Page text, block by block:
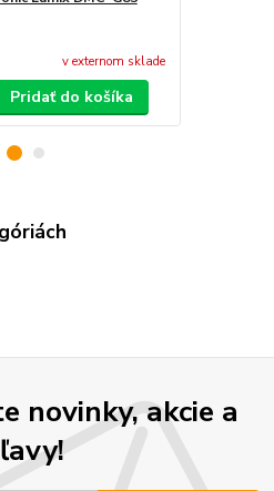
v externom sklade
Pridať do košíka
novinky, akcie a